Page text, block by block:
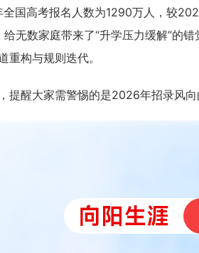
国高考报名人数为1290万人，较
无数家庭带来了“升学压力缓解”的
重构与规则迭代。
提醒大家需警惕的是2026年招录风向